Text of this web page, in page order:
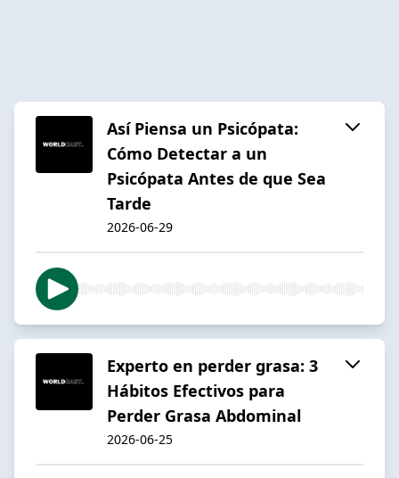
Así Piensa un Psicópata:
Cómo Detectar a un
Psicópata Antes de que Sea
Tarde
2026-06-29
Experto en perder grasa: 3
Hábitos Efectivos para
Perder Grasa Abdominal
2026-06-25